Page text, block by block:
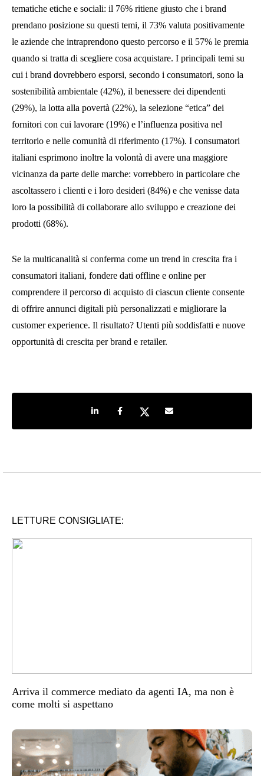
tematiche etiche e sociali: il 76% ritiene giusto che i brand
prendano posizione su questi temi, il 73% valuta positivamente
le aziende che intraprendono questo percorso e il 57% le premia
quando si tratta di scegliere cosa acquistare. I principali temi su
cui i brand dovrebbero esporsi, secondo i consumatori, sono la
sostenibilità ambientale (42%), il benessere dei dipendenti
(29%), la lotta alla povertà (22%), la selezione “etica” dei
fornitori con cui lavorare (19%) e l’influenza positiva nel
territorio e nelle comunità di riferimento (17%). I consumatori
italiani esprimono inoltre la volontà di avere una maggiore
vicinanza da parte delle marche: vorrebbero in particolare che
ascoltassero i clienti e i loro desideri (84%) e che venisse data
loro la possibilità di collaborare allo sviluppo e creazione dei
prodotti (68%).
Se la multicanalità si conferma come un trend in crescita fra i
consumatori italiani, fondere dati offline e online per
comprendere il percorso di acquisto di ciascun cliente consente
di offrire annunci digitali più personalizzati e migliorare la
customer experience. Il risultato? Utenti più soddisfatti e nuove
opportunità di crescita per brand e retailer.
Share on LinkedIn
Share on Facebook
Share on TwitterShare by e-mail
LETTURE CONSIGLIATE:
Arriva il commerce mediato da agenti IA, ma non è
come molti si aspettano